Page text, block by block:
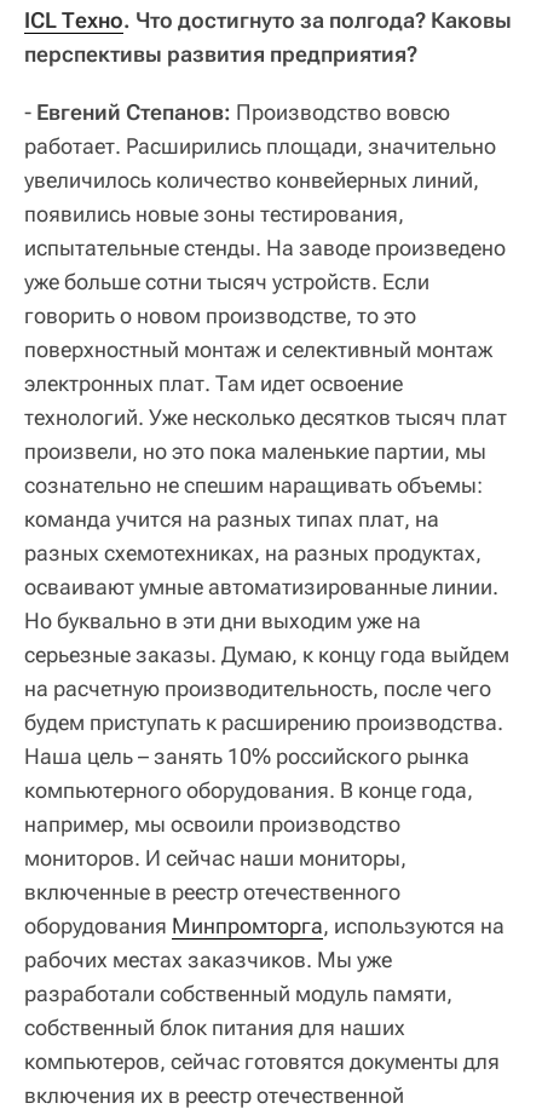
ICL Техно. Что достигнуто за полгода? Каковы
перспективы развития предприятия?
- Евгений Степанов: Производство вовсю
работает. Расширились площади, значительно
увеличилось количество конвейерных линий,
появились новые зоны тестирования,
испытательные стенды. На заводе произведено
уже больше сотни тысяч устройств. Если
говорить о новом производстве, то это
поверхностный монтаж и селективный монтаж
электронных плат. Там идет освоение
технологий. Уже несколько десятков тысяч плат
произвели, но это пока маленькие партии, мы
сознательно не спешим наращивать объемы:
команда учится на разных типах плат, на
разных схемотехниках, на разных продуктах,
осваивают умные автоматизированные линии.
Но буквально в эти дни выходим уже на
серьезные заказы. Думаю, к концу года выйдем
на расчетную производительность, после чего
будем приступать к расширению производства.
Наша цель – занять 10% российского рынка
компьютерного оборудования. В конце года,
например, мы освоили производство
мониторов. И сейчас наши мониторы,
включенные в реестр отечественного
оборудования Минпромторга, используются на
рабочих местах заказчиков. Мы уже
разработали собственный модуль памяти,
собственный блок питания для наших
компьютеров, сейчас готовятся документы для
включения их в реестр отечественной